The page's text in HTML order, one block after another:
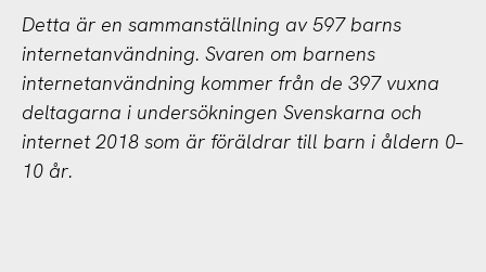
Detta är en sammanställning av 597 barns
internetanvändning. Svaren om barnens
internetanvändning kommer från de 397 vuxna
deltagarna i undersökningen Svenskarna och
internet 2018 som är föräldrar till barn i åldern 0–
10 år.